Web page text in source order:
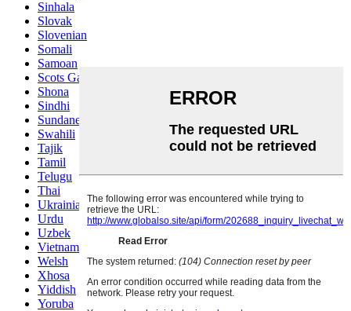
Sinhala
Slovak
Slovenian
Somali
Samoan
Scots Gaelic
Shona
Sindhi
Sundanese
Swahili
Tajik
Tamil
Telugu
Thai
Ukrainian
Urdu
Uzbek
Vietnamese
Welsh
Xhosa
Yiddish
Yoruba